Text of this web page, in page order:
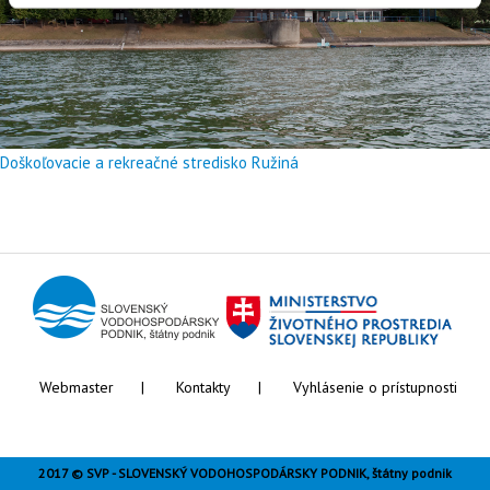
Doškoľovacie a rekreačné stredisko Ružiná
Webmaster Kontakty Vyhlásenie o prístupnosti
2017 © SVP - SLOVENSKÝ VODOHOSPODÁRSKY PODNIK, štátny podnik